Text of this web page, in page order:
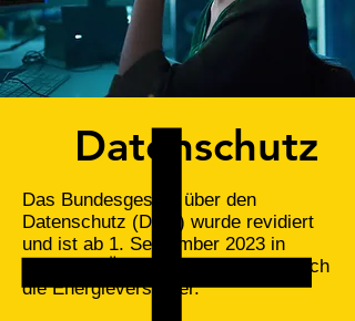
Datenschutz
Das Bundesgesetz über den
Datenschutz (DSG) wurde revidiert
und ist ab 1. September 2023 in
Kraft. Die Änderungen betreffen auch
die Energieversorger.